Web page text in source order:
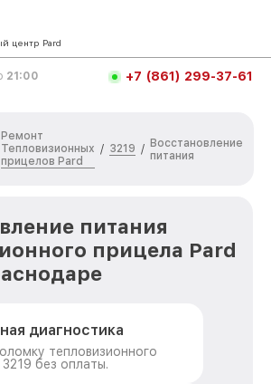
центр Pard
21:00 +7 (861) 299-37-61
Ремонт
Тепловизионных
прицелов Pard
/ 3219 / Восстановление
питания
питания
прицела Pard
диагностика
тепловизионного
без оплаты.